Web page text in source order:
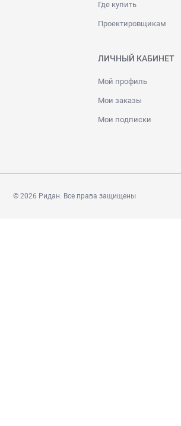
Где купить
Проектировщикам
ЛИЧНЫЙ КАБИНЕТ
Мой профиль
Мои заказы
Мои подписки
© 2026 Ридан. Все права защищены